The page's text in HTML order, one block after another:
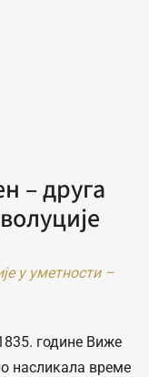
– друга
у уметности –
године Виже
насликала време